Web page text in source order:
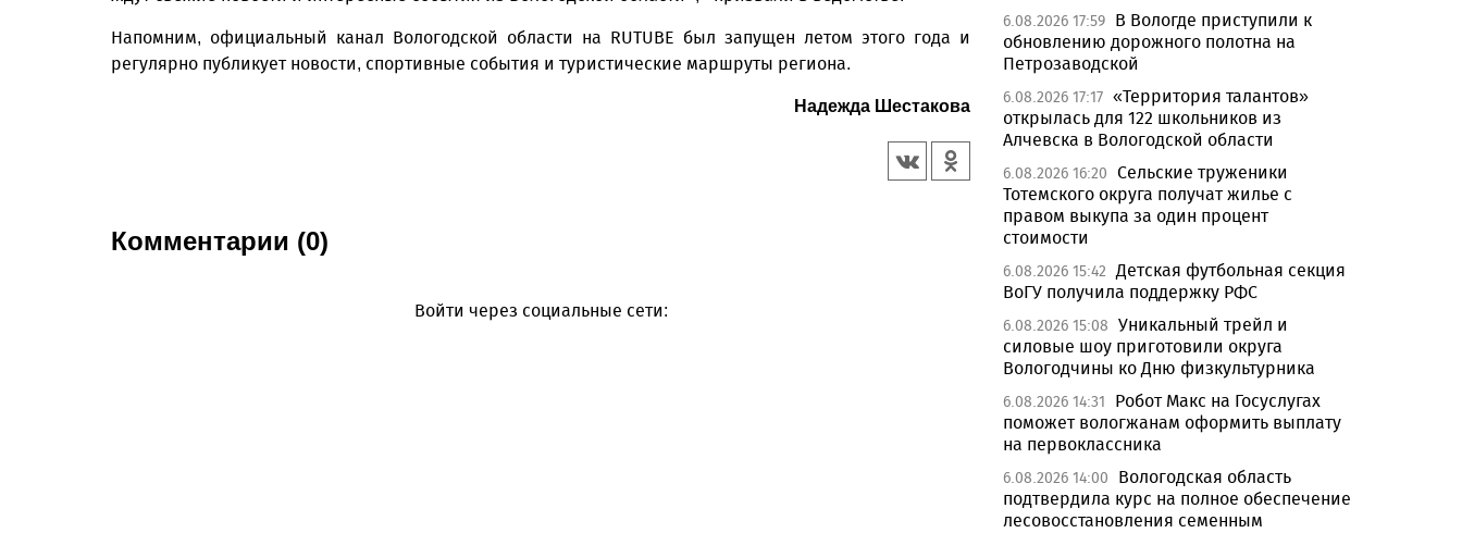
Напомним, официальный канал Вологодской области на RUTUBE был запущен летом этого года и
регулярно публикует новости, спортивные события и туристические маршруты региона.
Надежда Шестакова
Комментарии (0)
Войти через социальные сети:
6.08.2026 17:59 В Вологде приступили к
обновлению дорожного полотна на
Петрозаводской
6.08.2026 17:17 «Территория талантов»
открылась для 122 школьников из
Алчевска в Вологодской области
6.08.2026 16:20 Сельские труженики
Тотемского округа получат жилье с
правом выкупа за один процент
стоимости
6.08.2026 15:42 Детская футбольная секция
ВоГУ получила поддержку РФС
6.08.2026 15:08 Уникальный трейл и
силовые шоу приготовили округа
Вологодчины ко Дню физкультурника
6.08.2026 14:31
Робот Макс на Госуслугах
поможет вологжанам оформить выплату
на первоклассника
6.08.2026 14:00
Вологодская область
подтвердила курс на полное обеспечение
лесовосстановления семенным